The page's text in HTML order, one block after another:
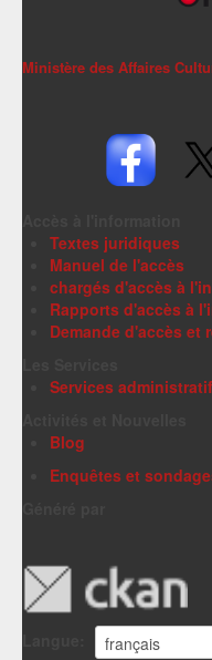
Ministère des Affaires
Textes juridiques
Manuel de l'accès
chargés d'accès à
Rapports d'accès à
Demande d'accès et
Services
Blog
Enquêtes et